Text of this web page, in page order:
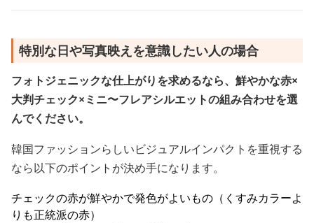
特別な日や写真映えを意識したい人の場合
フォトジェニックな仕上がりを求めるなら、鮮やかな赤×
大判チェック×ミニ〜フレアシルエットの組み合わせを選
んでください。
韓国ファッションらしいビジュアルインパクトを重視する
なら以下のポイントが決め手になります。
チェックの赤が鮮やかで発色がよいもの（くすみカラーよ
りも正統派の赤）